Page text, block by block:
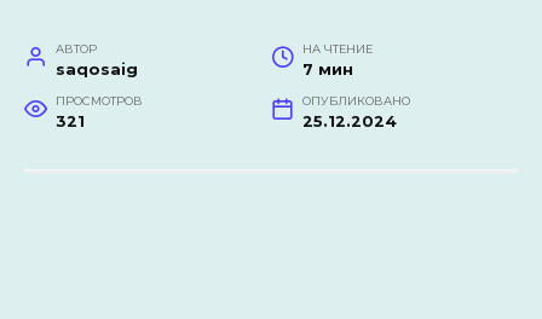
АВТОР
saqosaig
НА ЧТЕНИЕ
7 мин
ПРОСМОТРОВ
321
ОПУБЛИКОВАНО
25.12.2024